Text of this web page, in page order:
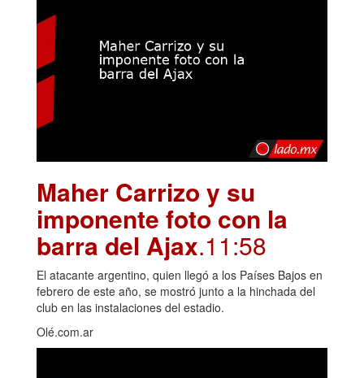
Maher Carrizo y su
imponente foto con la
barra del Ajax.11:58
El atacante argentino, quien llegó a los Países Bajos en
febrero de este año, se mostró junto a la hinchada del
club en las instalaciones del estadio.
Olé.com.ar